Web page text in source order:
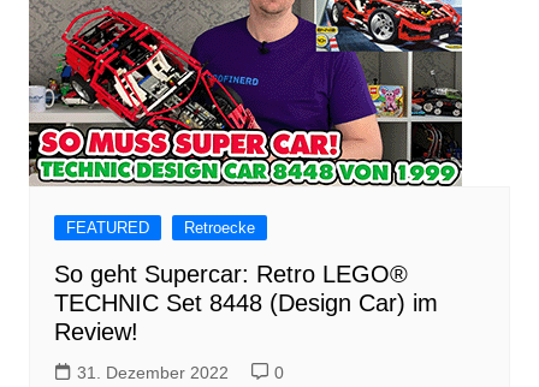
FEATURED Retroecke
So geht Supercar: Retro LEGO®
TECHNIC Set 8448 (Design Car) im
Review!
31. Dezember 2022 0